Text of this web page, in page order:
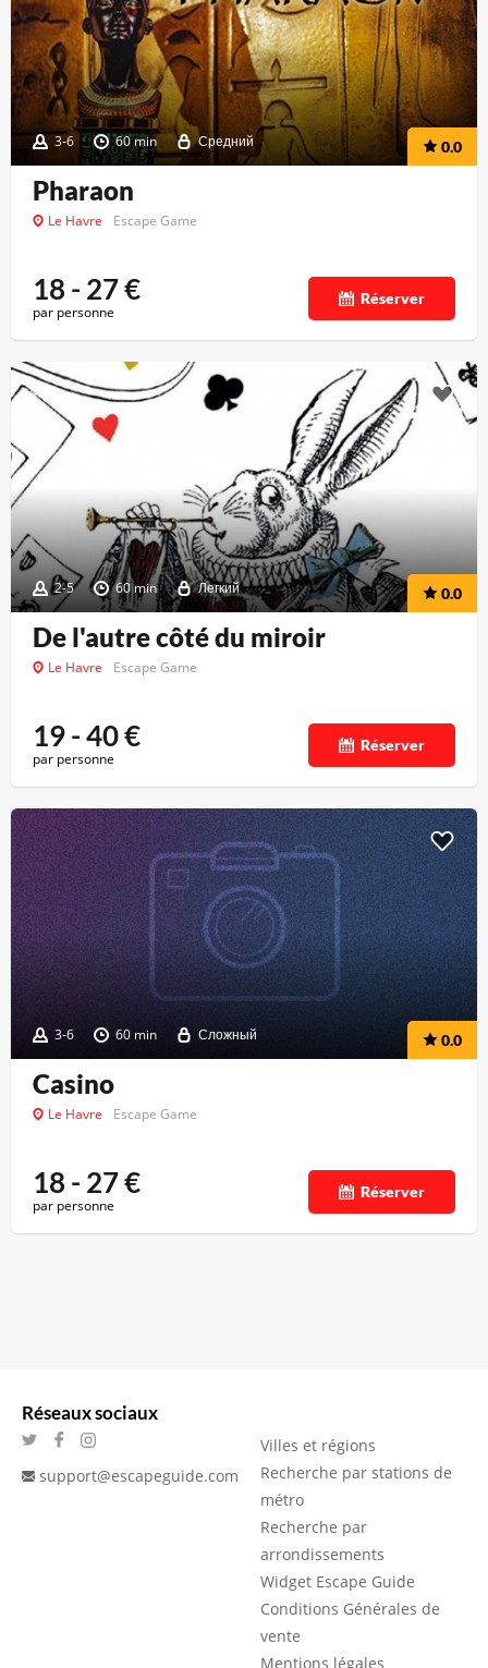
3-6 60 min Средний 0.0
Pharaon
Le Havre Escape Game
18 - 27€
par personne
Réserver
2-5 60 min Легкий 0.0
De l'autre côté du miroir
Le Havre Escape Game
19 - 40€
par personne
Réserver
3-6 60 min Сложный 0.0
Casino
Le Havre Escape Game
18 - 27€
par personne
Réserver
Réseaux sociaux
support@escapeguide.com
Villes et régions
Recherche par stations de
métro
Recherche par
arrondissements
Widget Escape Guide
Conditions Générales de
vente
Mentions légales